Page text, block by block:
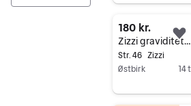
180 kr.
Zizzi graviditetskjole str 46 grøn med blomster
Str. 46 Zizzi
Østbirk
14
Gå til annoncen